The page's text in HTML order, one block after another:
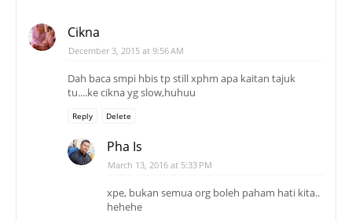
Cikna
December 3, 2015 at 9:56 AM
Dah baca smpi hbis tp still xphm apa kaitan tajuk
tu....ke cikna yg slow,huhuu
Reply Delete
Pha Is
March 13, 2016 at 5:33 PM
xpe, bukan semua org boleh paham hati kita..
hehehe